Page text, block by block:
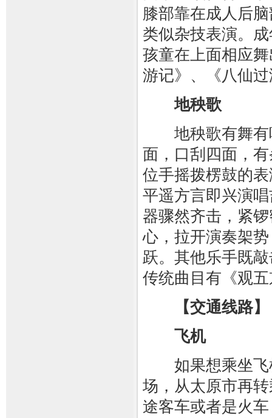
膝部靠在成人后
类似杂技表演。
孩童在上面相应
游记》、《八仙
地秧歌
地秧歌有舞有
面，口刮四面，
位手摇拨楞鼓的
平遥方言即兴演
器骤然齐击，紧
心，拉开演奏架
跃。其他乐手既
传统曲目有《观
【交通线路】
飞机
如果想乘坐飞
场，从太原市再
途客车或者是火